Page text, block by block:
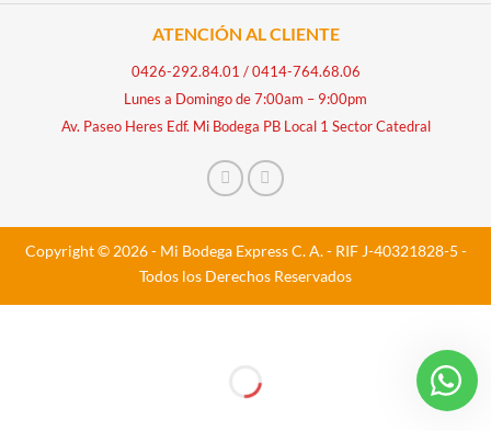
ATENCIÓN AL CLIENTE
0426-292.84.01 /0414-764.68.06
Lunes a Domingo de 7:00am – 9:00pm
Av. Paseo Heres Edf. Mi Bodega PB Local 1 Sector Catedral
Copyright © 2026 - Mi Bodega Express C. A. - RIF J-40321828-5 -
Todos los Derechos Reservados